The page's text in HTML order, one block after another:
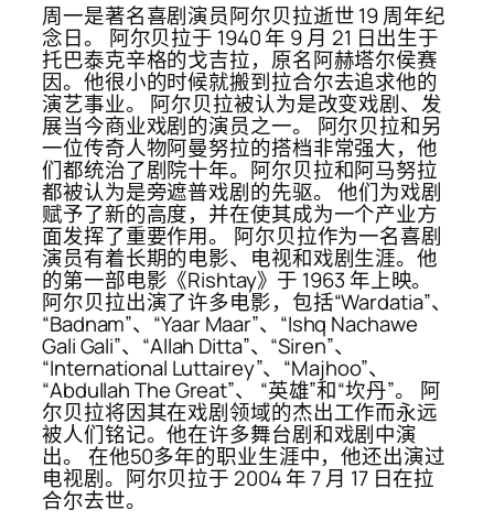
周一是著名喜剧演员阿尔贝拉逝世 19 周年纪
念日。 阿尔贝拉于 1940 年 9 月 21 日出生于
托巴泰克辛格的戈吉拉，原名阿赫塔尔侯赛
因。他很小的时候就搬到拉合尔去追求他的
演艺事业。 阿尔贝拉被认为是改变戏剧、发
展当今商业戏剧的演员之一。 阿尔贝拉和另
一位传奇人物阿曼努拉的搭档非常强大，他
们都统治了剧院十年。阿尔贝拉和阿马努拉
都被认为是旁遮普戏剧的先驱。 他们为戏剧
赋予了新的高度，并在使其成为一个产业方
面发挥了重要作用。 阿尔贝拉作为一名喜剧
演员有着长期的电影、电视和戏剧生涯。他
的第一部电影《Rishtay》于 1963 年上映。
阿尔贝拉出演了许多电影，包括“Wardatia”、
“Badnam”、“Yaar Maar”、“Ishq Nachawe
Gali Gali”、“Allah Ditta”、“Siren”、
“International Luttairey”、“Majhoo”、
“Abdullah The Great”、 “英雄”和“坎丹”。 阿
尔贝拉将因其在戏剧领域的杰出工作而永远
被人们铭记。他在许多舞台剧和戏剧中演
出。 在他50多年的职业生涯中，他还出演过
电视剧。阿尔贝拉于 2004 年 7 月 17 日在拉
合尔去世。